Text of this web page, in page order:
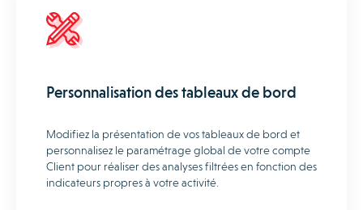
Personnalisation des tableaux de bord
Modifiez la présentation de vos tableaux de bord et
personnalisez le paramétrage global de votre compte
Client pour réaliser des analyses filtrées en fonction des
indicateurs propres à votre activité.